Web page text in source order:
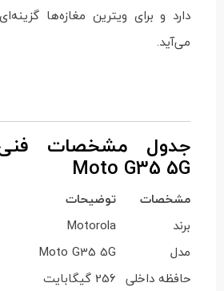
دارد و برای ویترین مغازه‌ها
می‌آید.
Moto G35 5G
مشخصات
توضیحات
برند
Motorola
مدل
Moto G35 5G
حافظه داخلی 256 گیگابایت